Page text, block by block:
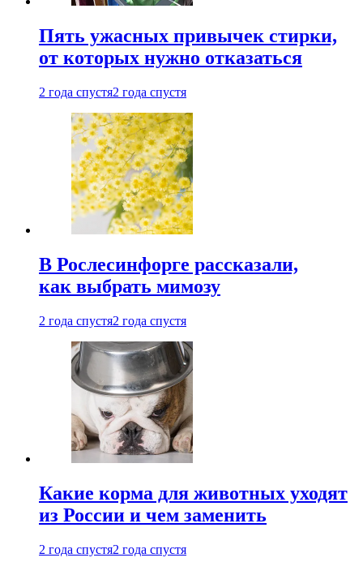
Пять ужасных привычек стирки,
от которых нужно отказаться
2 года спустя2 года спустя
В Рослесинфорге рассказали,
как выбрать мимозу
2 года спустя2 года спустя
Какие корма для животных уходят
из России и чем заменить
2 года спустя2 года спустя